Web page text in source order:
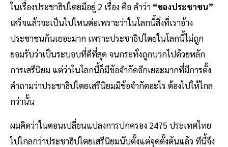
ในเรื่องประชาธิปไตยมีอยู่ 2 เรื่อง คือ คำว่า “ของประชาชน”
เสร็จแล้วจะเป็นไปไหนต่อเพราะว่าในโลกนี้สิ่งที่เราอ้าง
ประชาชนกันเยอะมาก เพราะประชาธิปไตยในโลกนี้ไม่ถูก
ยอมรับว่าเป็นระบอบที่ดีที่สุด จนกระทั่งถูกบวกไปด้วยหลัก
การเสรีนิยม แต่ว่าในโลกนี้ก็มีข้อจำกัดอีกเยอะมากที่มีการตั้ง
คำถามว่าประชาธิปไตยเสรีนิยมมีข้อจำกัดอะไร ต้องไปให้ไกล
กว่านั้น
ผมคิดว่าในตอนเปลี่ยนแปลงการปกครอง 2475 ประเทศไทย
ไปไกลกว่าประชาธิปไตยเสรีนิยมนับตั้งแต่จุดตั้งต้นแล้ว ทีนี้จึง